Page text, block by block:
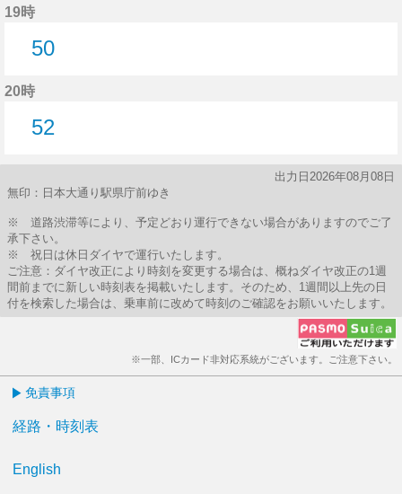
19時
50
20時
52
出力日2026年08月08日
無印：日本大通り駅県庁前ゆき
※ 道路渋滞等により、予定どおり運行できない場合がありますのでご了
承下さい。
※ 祝日は休日ダイヤで運行いたします。
ご注意：ダイヤ改正により時刻を変更する場合は、概ねダイヤ改正の1週
間前までに新しい時刻表を掲載いたします。そのため、1週間以上先の日
付を検索した場合は、乗車前に改めて時刻のご確認をお願いいたします。
※一部、ICカード非対応系統がございます。ご注意下さい。
免責事項
経路・時刻表
English